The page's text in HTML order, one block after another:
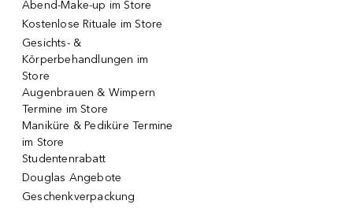
Abend-Make-up im Store
Kostenlose Rituale im Store
Gesichts- &
Körperbehandlungen im
Store
Augenbrauen & Wimpern
Termine im Store
Maniküre & Pediküre Termine
im Store
Studentenrabatt
Douglas Angebote
Geschenkverpackung